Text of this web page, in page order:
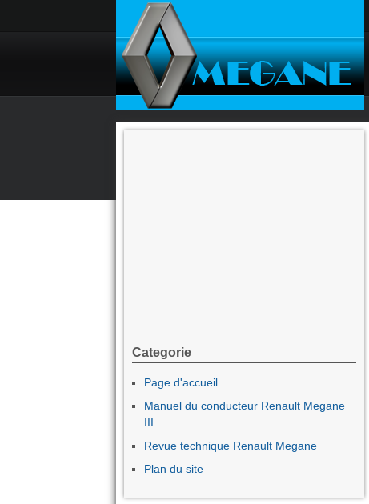
Categorie
Page d'accueil
Manuel du conducteur Renault Megane
III
Revue technique Renault Megane
Plan du site